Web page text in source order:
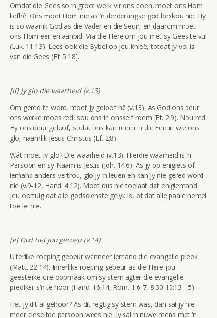
Omdat die Gees so ‘n groot werk vir ons doen, moet ons Hom
liefhê. Ons moet Hom nie as ‘n derderangse god beskou nie. Hy
is so waarlik God as die Vader en die Seun, en daarom moet
ons Hom eer en aanbid. Vra die Here om jou met sy Gees te vul
(Luk. 11:13). Lees ook die Bybel op jou knieë, totdat jy vol is
van die Gees (Ef. 5:18).
[d] Jy glo die waarheid (v.13)
Om gered te word, moet jy geloof hê (v.13). As God ons deur
ons werke moes red, sou ons in onsself roem (Ef. 2:9). Nou red
Hy ons deur geloof, sodat ons kan roem in die Een in wie ons
glo, naamlik Jesus Christus (Ef. 2:8).
Wát moet jy glo? Die waarheid (v.13). Hierdie waarheid is ‘n
Persoon en sy Naam is Jesus (Joh. 14:6). As jy op enigiets of -
iemand anders vertrou, glo jy ‘n leuen en kan jy nie gered word
nie (v.9-12, Hand. 4:12). Moet dus nie toelaat dat enigiemand
jou oortuig dat alle godsdienste gelyk is, of dat alle paaie hemel
toe lei nie.
[e] God het jou geroep (v.14)
Uiterlike roeping gebeur wanneer iemand die evangelie preek
(Matt. 22:14). Innerlike roeping gebeur as die Here jou
geestelike ore oopmaak om sy stem agter die evangelie
prediker s’n te hoor (Hand. 16:14, Rom. 1:6-7, 8:30 10:13-15).
Het jy dit al gehoor? As dit regtig sý stem was, dan sal jy nie
meer dieselfde persoon wees nie. Jy sal ‘n nuwe mens met ‘n